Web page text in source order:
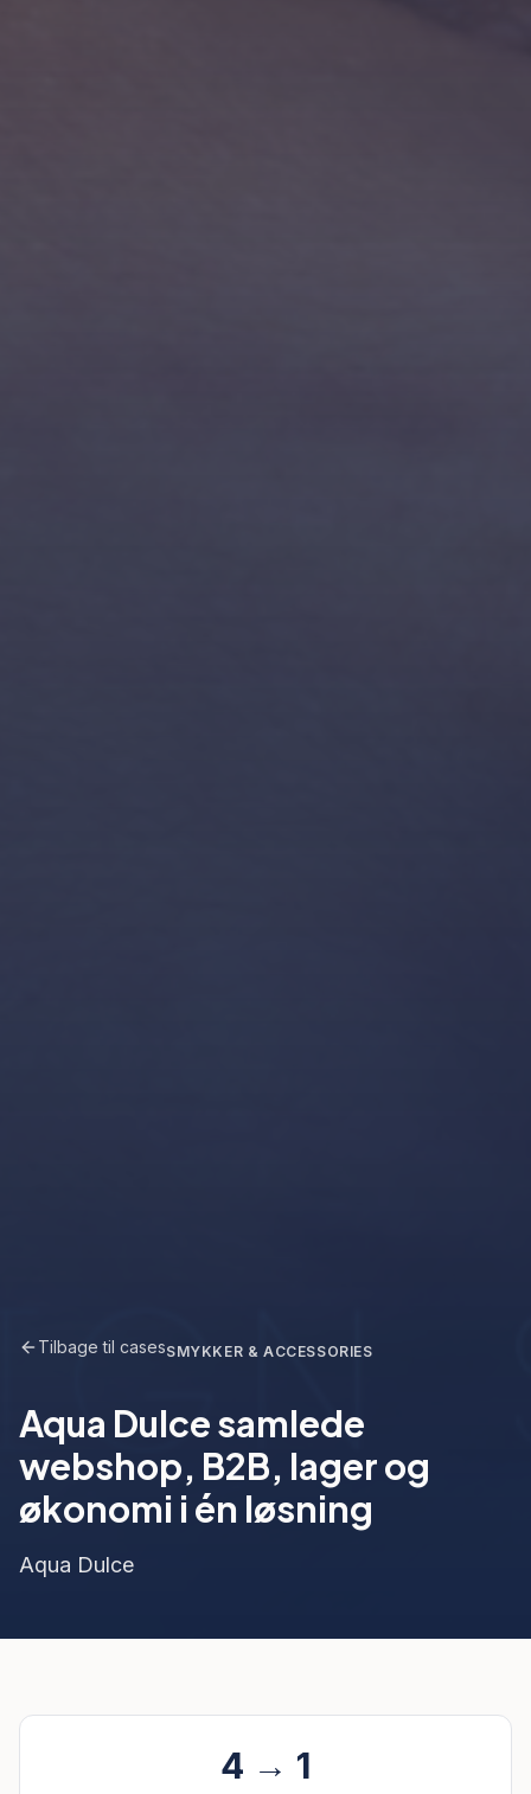
Tilbage til casesSMYKKER & ACCESSORIES
Aqua Dulce samlede
webshop, B2B, lager og
økonomi i én løsning
Aqua Dulce
4 → 1